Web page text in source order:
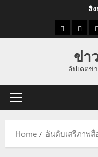
สิ
ราคาแนว
ราคา
ทอง
ข่า
อัปเดตข่
Primary
Home อันดับเสรีภาพสื่